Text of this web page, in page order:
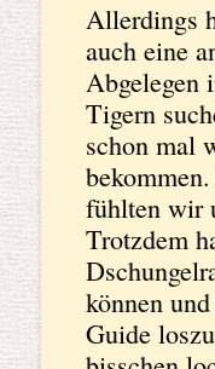
Allerdings
auch eine
Abgelegen
Tigern
schon mal
fühlten wir
Trotzdem
können
Guide